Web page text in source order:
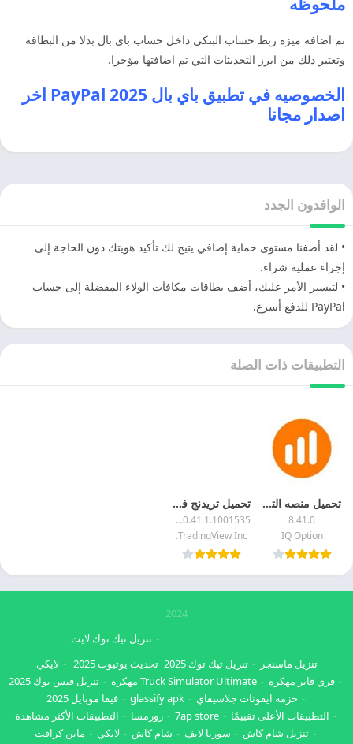
تم اضافه ميزه ربط حساب البنكي داخل حساب باي بال بدلا من البطاقه
وتعتبر ذلك من ابرز التحديثات التي تم اضافتها مؤخرا.
الخصوصيه في تطبيق باي بال 2025 PayPal اخر
اصدار مجانا
الوافدون الجدد
• لقد أضفنا مستوى حماية إضافي يتيح لك تأكيد هويتك دون الحاجة إلى
إجراء عملية شراء.
• لتيسير الأمر عليك، أضف بطاقات مكافآت الولاء المفضلة إلى حساب
PayPal للدفع أسرع.
التطبيقات ذات الصلة
تحميل منصه التداول 2025 IQ Option مهكره اخر اصدار مجانا
8.41.0
IQ Option
تحميل تريدنج فيو 2025 TradingView مهكر احدث اصدار مجانا
1.20.41.1.1001535
TradingView Inc.
2024
تنزيل ماسنجر تنزيل تيك توك 2025
تنزيل تيك توك لايت
تحديث يوتيوب 2025
لايكي
فري فاير مهكره
Truck Simulator Ultimate مهكره
تنزيل فيس بوك 2025
حزمه ايقونات جلاسيفاي
glassify apk
فيفا موبايل 2025
التطبيقات الأعلى تقييمًا
7ap store زورمسا
التطبيقات الأكثر مشاهدة
تنزيل شام كاش
سوريا لايف شام كاش لايكي
ماين كرافت